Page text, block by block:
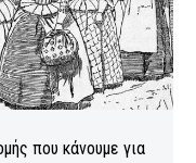
που κάνουμε για